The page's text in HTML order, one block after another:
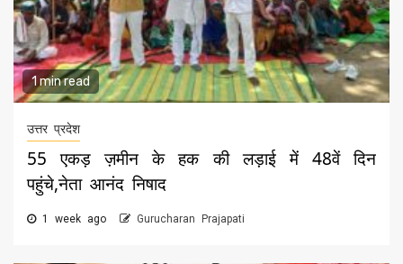
1 min read
उत्तर प्रदेश
55 एकड़ ज़मीन के हक की लड़ाई में 48वें दिन
पहुंचे,नेता आनंद निषाद
1 week ago Gurucharan Prajapati